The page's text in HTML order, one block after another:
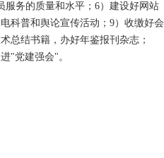
服务的质量和水平；6）建设好网站
科普和舆论宣传活动；9）收缴好会
总结书籍，办好年鉴报刊杂志；
"党建强会"。